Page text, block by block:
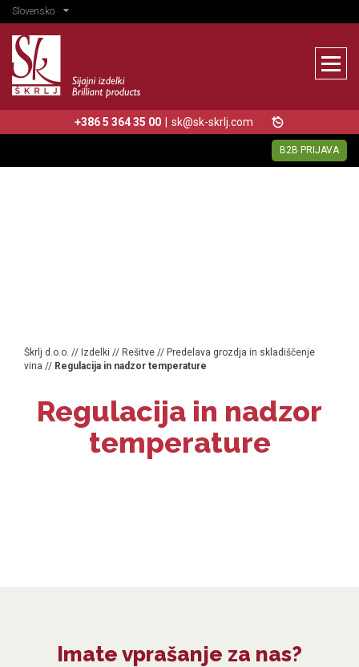
Slovensko
+386 5 364 35 00 | sk@sk-skrlj.com
B2B PRIJAVA
Škrlj d.o.o. // Izdelki // Rešitve // Predelava grozdja in skladiščenje
vina // Regulacija in nadzor temperature
Regulacija in nadzor
temperature
Imate vprašanje za nas?